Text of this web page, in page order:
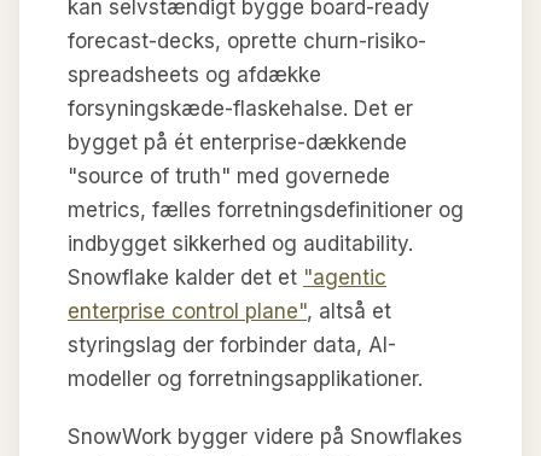
kan selvstændigt bygge board-ready
forecast-decks, oprette churn-risiko-
spreadsheets og afdække
forsyningskæde-flaskehalse. Det er
bygget på ét enterprise-dækkende
"source of truth" med governede
metrics, fælles forretningsdefinitioner og
indbygget sikkerhed og auditability.
Snowflake kalder det et "agentic
enterprise control plane", altså et
styringslag der forbinder data, AI-
modeller og forretningsapplikationer.
SnowWork bygger videre på Snowflakes